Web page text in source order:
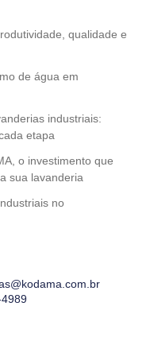
qualidade e
de água em
industriais:
etapa
o investimento que
sua lavanderia
no